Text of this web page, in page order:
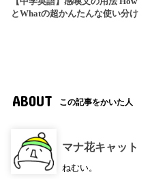
とWhatの超かんたんな使い分け
ABOUT この記事をかいた人
マナ花キャット
ねむい。